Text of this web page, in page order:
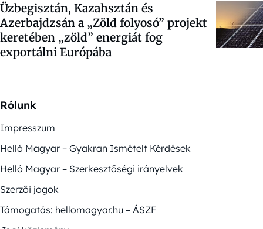
Üzbegisztán, Kazahsztán és
Azerbajdzsán a „Zöld folyosó” projekt
keretében „zöld” energiát fog
exportálni Európába
Rólunk
Impresszum
Helló Magyar – Gyakran Ismételt Kérdések
Helló Magyar – Szerkesztőségi irányelvek
Szerzői jogok
Támogatás: hellomagyar.hu – ÁSZF